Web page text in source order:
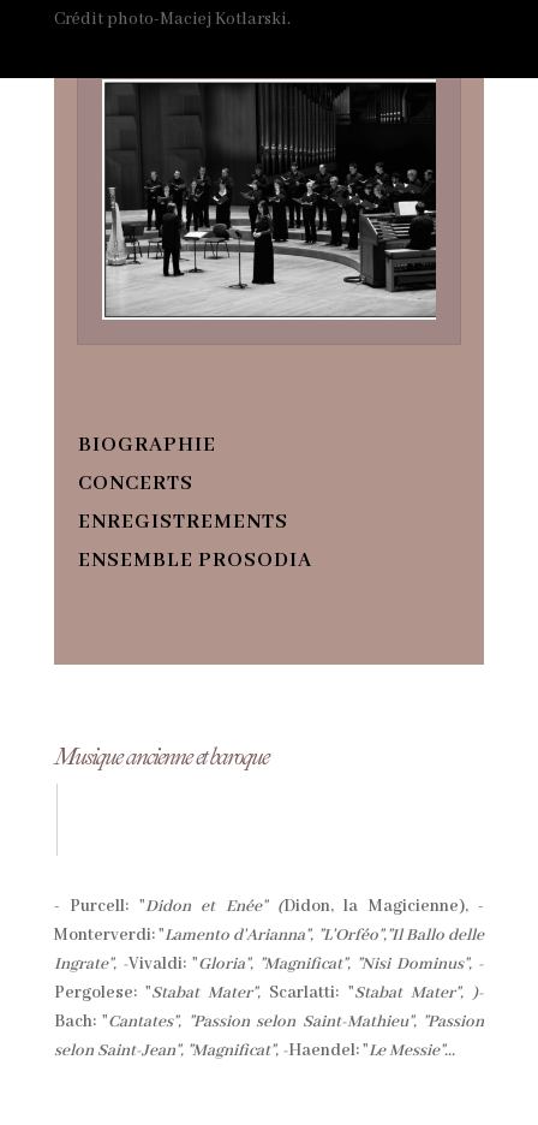
Crédit photo-Maciej Kotlarski.
BIOGRAPHIE
CONCERTS
ENREGISTREMENTS
ENSEMBLE PROSODIA
Musique ancienne et baroque
- Purcell: "Didon et Enée" (Didon, la Magicienne), -
Monterverdi: "Lamento d'Arianna", "L'Orféo","Il Ballo delle
Ingrate", -Vivaldi: "Gloria", "Magnificat", "Nisi Dominus", -
Pergolese: "Stabat Mater", Scarlatti: "Stabat Mater", )-
Bach: "Cantates", "Passion selon Saint-Mathieu", "Passion
selon Saint-Jean", "Magnificat", -Haendel: "Le Messie"...